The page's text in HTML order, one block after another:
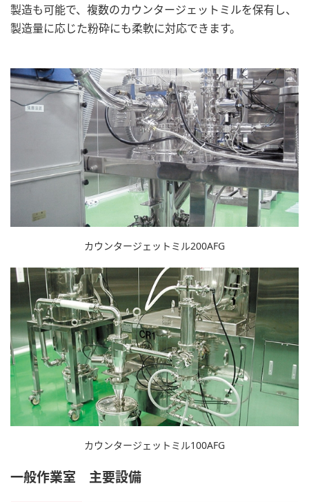
製造も可能で、複数のカウンタージェットミルを保有し、
製造量に応じた粉砕にも柔軟に対応できます。
カウンタージェットミル200AFG
カウンタージェットミル100AFG
一般作業室 主要設備